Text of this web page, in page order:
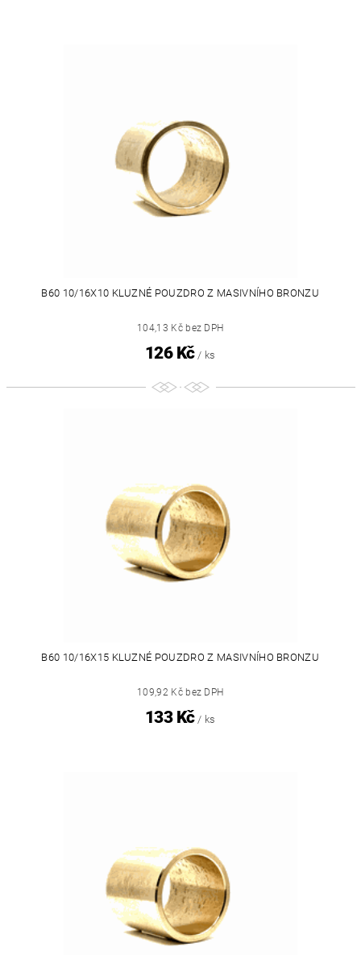
B60 10/16X10 KLUZNÉ POUZDRO Z MASIVNÍHO BRONZU
104,13 Kč bez DPH
126 Kč / ks
B60 10/16X15 KLUZNÉ POUZDRO Z MASIVNÍHO BRONZU
109,92 Kč bez DPH
133 Kč / ks